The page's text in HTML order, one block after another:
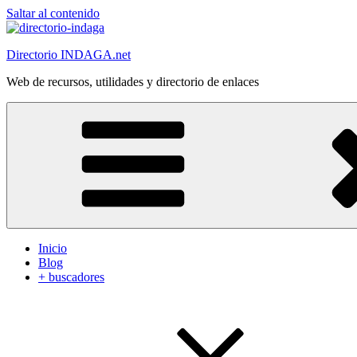
Saltar al contenido
Directorio INDAGA.net
Web de recursos, utilidades y directorio de enlaces
Inicio
Blog
+ buscadores